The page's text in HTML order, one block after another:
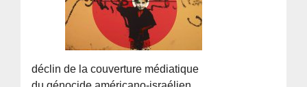
déclin de la couverture médiatique